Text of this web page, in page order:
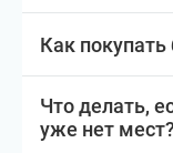
Как
Что делать,
уже нет мест?